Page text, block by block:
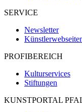
SERVICE
Newsletter
PROFIBEREICH
Kulturservices
Stiftungen
KUNSTPORTAL